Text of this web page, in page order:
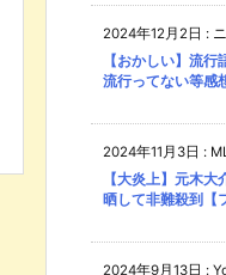
2024年12月2日 :
【おかしい】流
流行ってない等感
2024年11月3日 :
【大炎上】元木
晒して非難殺到【
2024年9月13日 :